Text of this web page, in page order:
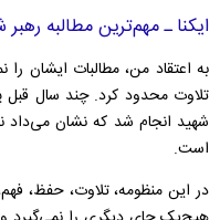
ایکنا ـ مهم‌ترین مطالبه
به اعتقاد من، مطالبات ایشان
تلاوت محدود کرد. چند سال قبل
شهید انجام شد که نشان می‌داد
است.
در این منظومه، تلاوت، حفظ،